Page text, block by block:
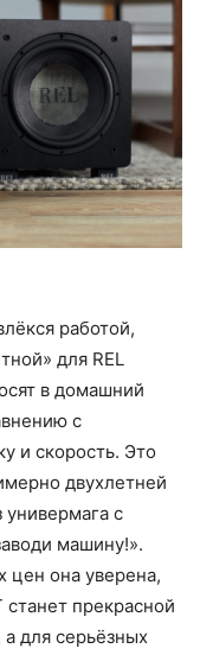
работой,
для REL
в домашний
с
и скорость. Это
двухлетней
с
машину!».
цен она уверена,
станет прекрасной
для серьёзных